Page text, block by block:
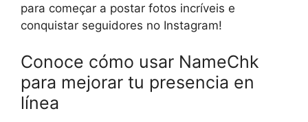
para começar a postar fotos incríveis e
conquistar seguidores no Instagram!
Conoce cómo usar NameChk
para mejorar tu presencia en
línea